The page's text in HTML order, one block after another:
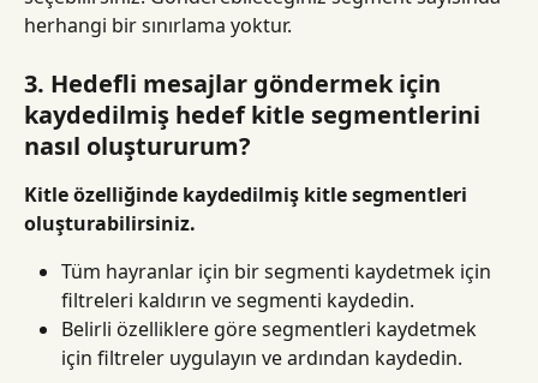
herhangi bir sınırlama yoktur.
3. Hedefli mesajlar göndermek için
kaydedilmiş hedef kitle segmentlerini
nasıl oluştururum?
Kitle özelliğinde kaydedilmiş kitle segmentleri
oluşturabilirsiniz.
Tüm hayranlar için bir segmenti kaydetmek için
filtreleri kaldırın ve segmenti kaydedin.
Belirli özelliklere göre segmentleri kaydetmek
için filtreler uygulayın ve ardından kaydedin.